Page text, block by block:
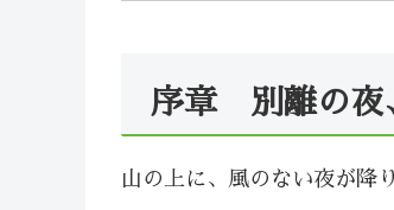
序章 別離の夜
山の上に、風のない夜が降